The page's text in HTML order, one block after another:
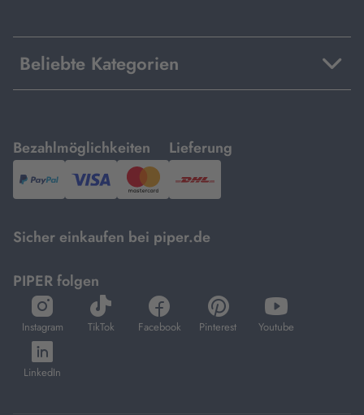
Beliebte Kategorien
Bezahlmöglichkeiten
mit
PayPal,Visa
und
Lieferung
mit
DHL.
Sicher einkaufen bei piper.de
PIPER folgen
Instagram
öffnet
in
neuem
Tab
TikTok
öffnet
in
Facebook
öffnet
in
Pinterest
öffnet
in
Youtube
öffnet
in
LinkedIn
öffnet
in